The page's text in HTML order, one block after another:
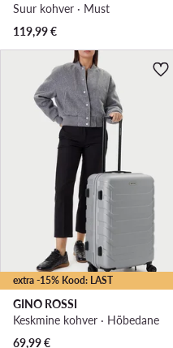
Suur kohver · Must
119,99€
extra -15% Kood: LAST
GINO ROSSI
Keskmine kohver · Hõbedane
69,99€